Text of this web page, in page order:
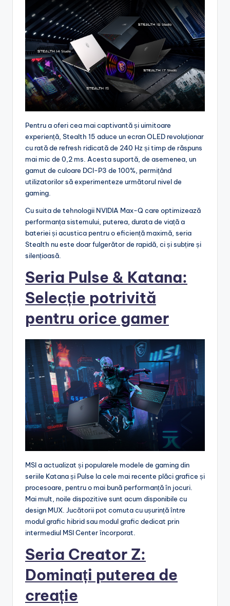
Pentru a oferi cea mai captivantă și uimitoare
experiență, Stealth 15 aduce un ecran OLED revoluționar
cu rată de refresh ridicată de 240 Hz și timp de răspuns
mai mic de 0,2 ms. Acesta suportă, de asemenea, un
gamut de culoare DCI-P3 de 100%, permițând
utilizatorilor să experimenteze următorul nivel de
gaming.
Cu suita de tehnologii NVIDIA Max-Q care optimizează
performanța sistemului, puterea, durata de viață a
bateriei și acustica pentru o eficiență maximă, seria
Stealth nu este doar fulgerător de rapidă, ci și subțire și
silențioasă.
Seria Pulse & Katana:
Selecție potrivită
pentru orice gamer
MSI a actualizat și popularele modele de gaming din
seriile Katana și Pulse la cele mai recente plăci grafice și
procesoare, pentru o mai bună performanță în jocuri.
Mai mult, noile dispozitive sunt acum disponibile cu
design MUX. Jucătorii pot comuta cu ușurință între
modul grafic hibrid sau modul grafic dedicat prin
intermediul MSI Center încorporat.
Seria Creator Z:
Dominați puterea de
creație